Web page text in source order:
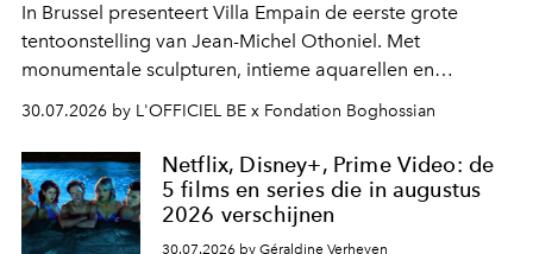
In Brussel presenteert Villa Empain de eerste grote
tentoonstelling van Jean-Michel Othoniel. Met
monumentale sculpturen, intieme aquarellen en
fonkelend Murano-glas creëert de Franse kunstenaar
een emotionele reis waarin elk werk de herinnering
oproept aan een ontmoeting, een bestemming of een
moment van verwondering.
30.07.2026 by L'OFFICIEL BE x Fondation Boghossian
Netflix, Disney+, Prime Video: de
5 films en series die in augustus
2026 verschijnen
30.07.2026 by Géraldine Verheyen